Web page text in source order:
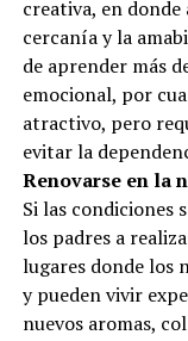
creativa, en donde
cercanía y la
de aprender más
emocional, por
atractivo, pero
evitar la
Renovarse en la
Si las condiciones
los padres a
lugares donde los
y pueden vivir
nuevos aromas,